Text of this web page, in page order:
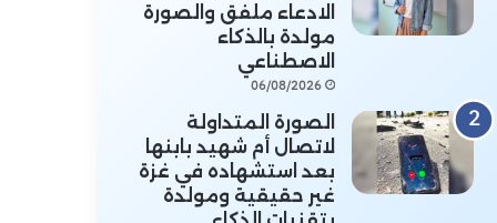
الادعاء ملفق والصورة
مولدة بالذكاء
الاصطناعي
06/08/2026
الصورة المتداولة
لاتصال أم شهيد بابنها
بعد استشهاده في غزة
غير حقيقية ومولدة